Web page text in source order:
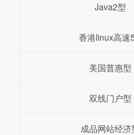
Java2型
香港linux高速
美国普惠型
双线门户型
成品网站经济